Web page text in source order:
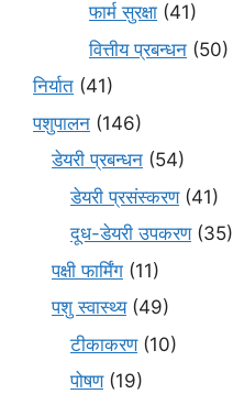
फार्म सुरक्षा (41)
वित्तीय प्रबन्धन (50)
निर्यात (41)
पशुपालन (146)
डेयरी प्रबन्धन (54)
डेयरी प्रसंस्करण(41)
दूध-डेयरी उपकरण(35)
पक्षी फार्मिंग (11)
पशु स्वास्थ्य(49)
टीकाकरण(10)
पोषण(19)